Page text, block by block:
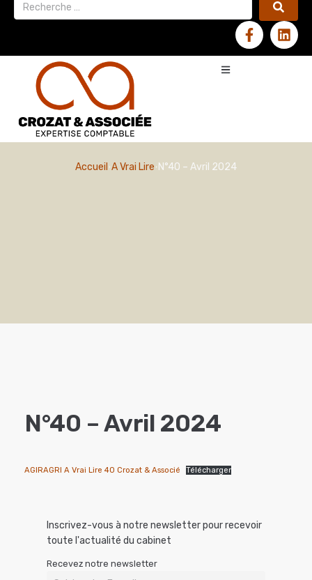
Accueil A Vrai Lire N°40 – Avril 2024
N°40 – Avril 2024
AGIRAGRI A Vrai Lire 40 Crozat & Associé Télécharger
Inscrivez-vous à notre newsletter pour recevoir
toute l'actualité du cabinet
Recevez notre newsletter